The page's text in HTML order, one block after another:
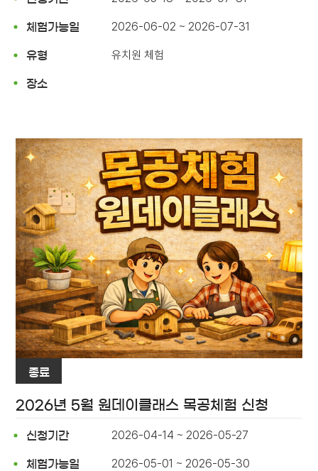
체험가능일 2026-06-02 ~ 2026-07-31
유형 유치원 체험
장소
종료
2026년 5월 원데이클래스 목공체험 신청
신청기간 2026-04-14 ~ 2026-05-27
체험가능일 2026-05-01 ~ 2026-05-30